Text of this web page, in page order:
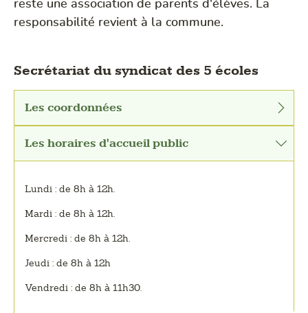
reste une association de parents d'élèves. La
responsabilité revient à la commune.
Secrétariat du syndicat des 5 écoles
Les coordonnées
Les horaires d'accueil public
Lundi : de 8h à 12h.
Mardi : de 8h à 12h.
Mercredi : de 8h à 12h.
Jeudi : de 8h à 12h
Vendredi : de 8h à 11h30.